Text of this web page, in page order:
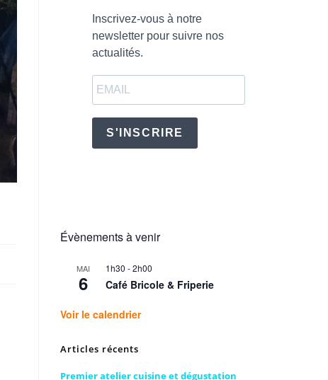
Inscrivez-vous à notre
newsletter pour suivre nos
actualités.
S'INSCRIRE
Évènements à venir
MAI
6
1h30 -2h00
Café Bricole & Friperie
Voir le calendrier
Articles récents
Premier atelier cuisine et dégustation